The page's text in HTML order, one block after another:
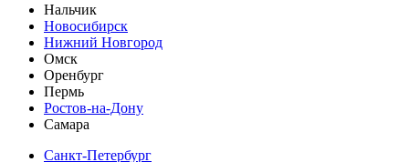
Нальчик
Новосибирск
Нижний Новгород
Омск
Оренбург
Пермь
Ростов-на-Дону
Самара
Санкт-Петербург